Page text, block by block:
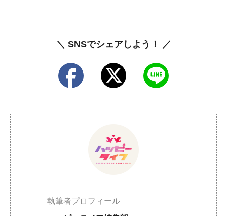
＼ SNSでシェアしよう！ ／
執筆者プロフィール